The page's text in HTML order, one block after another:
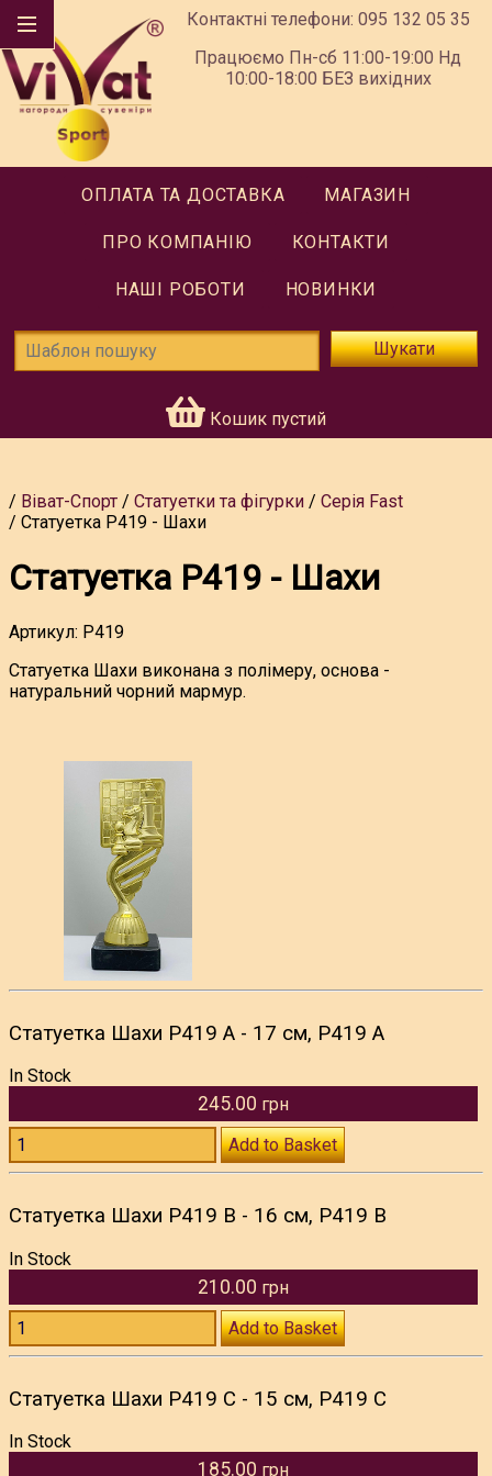
Контактні телефони: 095 132 05 35
Працюємо Пн-сб 11:00-19:00 Нд
10:00-18:00 БЕЗ вихідних
ОПЛАТА ТА ДОСТАВКА МАГАЗИН
ПРО КОМПАНІЮ КОНТАКТИ
НАШІ РОБОТИ НОВИНКИ
Шукати
Кошик пустий
Віват-Спорт Статуетки та фігурки
Серія Fast
Статуетка P419 - Шахи
Статуетка P419 - Шахи
Артикул: P419
Статуетка Шахи виконана з полімеру, основа -
натуральний чорний мармур.
Статуетка Шахи P419 A - 17 см, P419 A
In Stock
245.00 грн
Add to Basket
Статуетка Шахи P419 B - 16 см, P419 B
In Stock
210.00 грн
Add to Basket
Статуетка Шахи P419 C - 15 см, P419 C
In Stock
185.00 грн